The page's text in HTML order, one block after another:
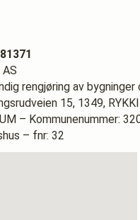
AS
rengjøring av
15, 1349,
– Kommunenummer:
– fnr: 32